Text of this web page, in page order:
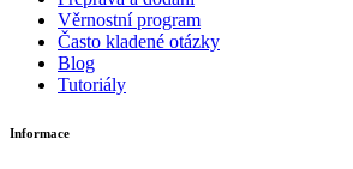
Věrnostní program
Často kladené otázky
Blog
Tutoriály
Informace